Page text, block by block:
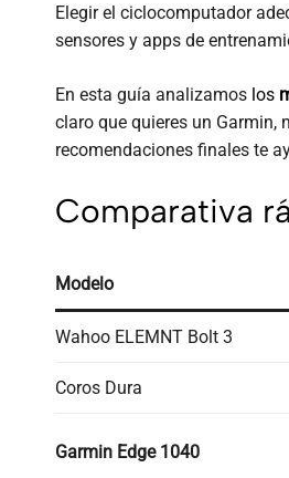
Elegir el ciclocomputador
sensores y apps de
En esta guía analizamos los
claro que quieres un Garmin,
recomendaciones finales te
Comparativa
Modelo
Wahoo ELEMNT Bolt 3
Coros Dura
Garmin Edge 1040